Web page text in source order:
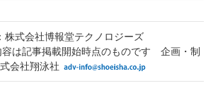
株式会社博報堂テクノロジーズ
容は記事掲載開始時点のものです 企画・制
会社翔泳社